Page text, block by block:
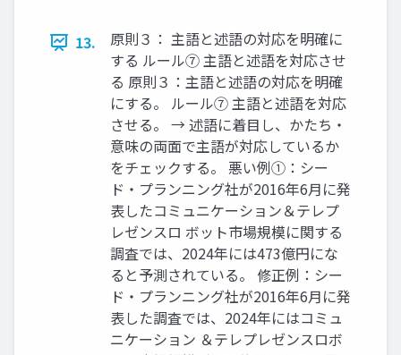
13.
原則３： 主語と述語の対応を明確に
する ルール⑦ 主語と述語を対応させ
る 原則３：主語と述語の対応を明確
にする。 ルール⑦ 主語と述語を対応
させる。 → 述語に着目し、かたち・
意味の両面で主語が対応しているか
をチェックする。 悪い例①：シー
ド・プランニング社が2016年6月に発
表したコミュニケーション＆テレプ
レゼンスロ ボット市場規模に関する
調査では、2024年には473億円にな
ると予測されている。 修正例：シー
ド・プランニング社が2016年6月に発
表した調査では、2024年にはコミュ
ニケーション ＆テレプレゼンスロボ